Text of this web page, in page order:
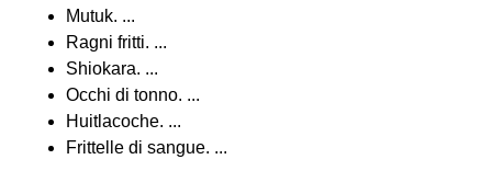
Mutuk. ...
Ragni fritti. ...
Shiokara. ...
Occhi di tonno. ...
Huitlacoche. ...
Frittelle di sangue. ...